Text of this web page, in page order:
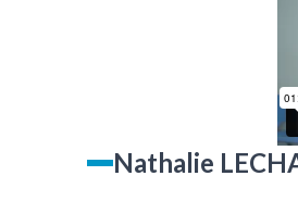
Nathalie